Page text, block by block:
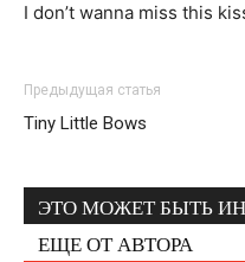
I don’t wanna miss this
Предыдущая статья
Tiny Little Bows
ЭТО МОЖЕТ БЫТЬ
ЕЩЕ ОТ АВТОРА